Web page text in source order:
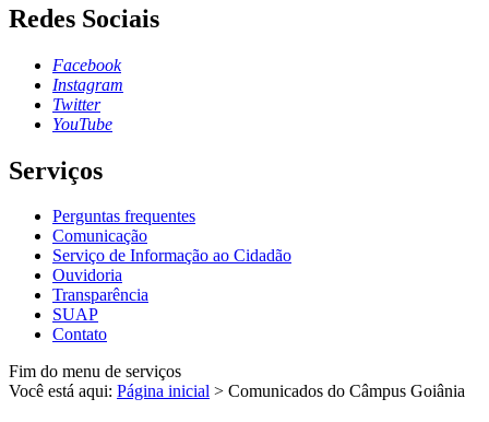
Redes Sociais
Facebook
Instagram
Twitter
YouTube
Serviços
Perguntas frequentes
Comunicação
Serviço de Informação ao Cidadão
Ouvidoria
Transparência
SUAP
Contato
Fim do menu de serviços
Você está aqui: Página inicial > Comunicados do Câmpus Goiânia